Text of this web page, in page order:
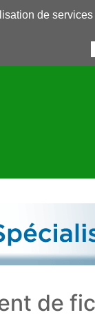
Annuaires
de
de